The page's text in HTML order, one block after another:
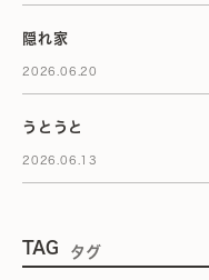
隠れ家
2026.06.20
うとうと
2026.06.13
TAG タグ